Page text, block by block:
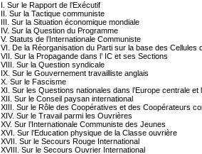
I. Sur le Rapport de l’Exécutif
II. Sur la Tactique communiste
III. Sur la Situation économique mondiale
IV. Sur la Question du Programme
V. Statuts de l’Internationale Communiste
VI. De la Réorganisation du Parti sur la base des Cellules
VII. Sur la Propagande dans l’ IC et ses Sections
VIII. Sur la Question syndicale
IX. Sur le Gouvernement travailliste anglais
X. Sur le Fascisme
XI. Sur les Questions nationales dans l’Europe centrale et
XII. Sur le Conseil paysan international
XIII. Sur le Rôle des Coopératives et des Coopérateurs
XIV. Sur le Travail parmi les Ouvrières
XV. Sur l’Internationale Communiste des Jeunes
XVI. Sur l’Education physique de la Classe ouvrière
XVII. Sur le Secours Rouge International
XVIII. Sur le Secours Ouvrier International